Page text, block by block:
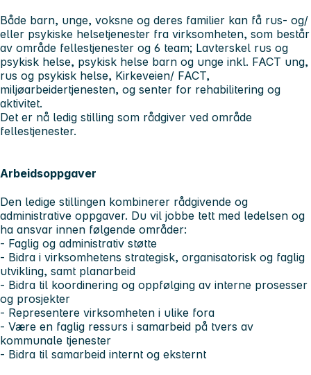
Både barn, unge, voksne og deres familier kan få rus- og/
eller psykiske helsetjenester fra virksomheten, som består
av område fellestjenester og 6 team; Lavterskel rus og
psykisk helse, psykisk helse barn og unge inkl. FACT ung,
rus og psykisk helse, Kirkeveien/ FACT,
miljøarbeidertjenesten, og senter for rehabilitering og
aktivitet.
Det er nå ledig stilling som rådgiver ved område
fellestjenester.
Arbeidsoppgaver
Den ledige stillingen kombinerer rådgivende og
administrative oppgaver. Du vil jobbe tett med ledelsen og
ha ansvar innen følgende områder:
- Faglig og administrativ støtte
- Bidra i virksomhetens strategisk, organisatorisk og faglig
utvikling, samt planarbeid
- Bidra til koordinering og oppfølging av interne prosesser
og prosjekter
- Representere virksomheten i ulike fora
- Være en faglig ressurs i samarbeid på tvers av
kommunale tjenester
- Bidra til samarbeid internt og eksternt